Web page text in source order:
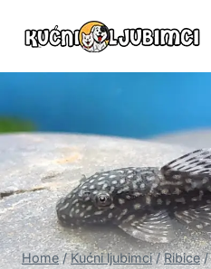
Home / Kućni ljubimci / Ribice /